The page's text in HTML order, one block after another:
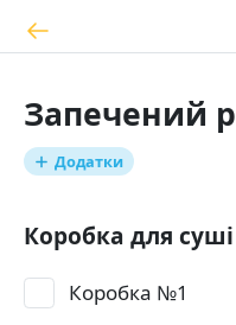
Запечений
Додатки
Коробка для суші
Коробка №1